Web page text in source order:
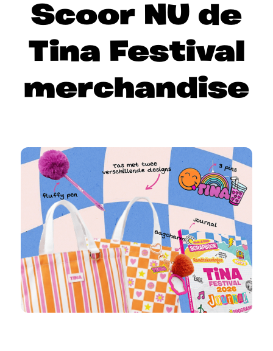
Scoor NU de
Tina Festival
merchandise